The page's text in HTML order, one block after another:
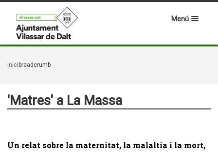
Menú
Inici breadcrumb
'Matres' a La Massa
Un relat sobre la maternitat, la malaltia i la mort,